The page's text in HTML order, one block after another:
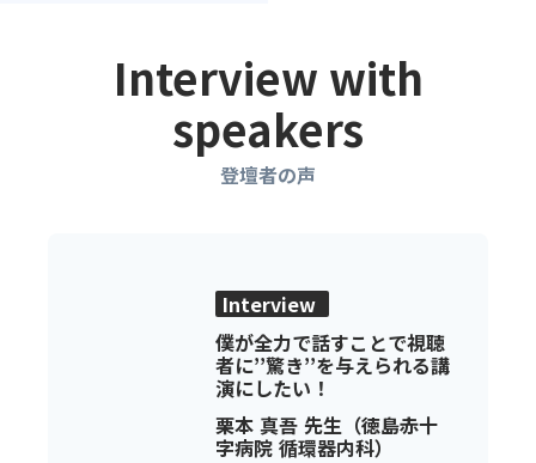
Interview with
speakers
登壇者の声
Interview
僕が全力で話すことで視聴
者に’’驚き’’を与えられる講
演にしたい！
栗本 真吾 先生（徳島赤十
字病院 循環器内科）